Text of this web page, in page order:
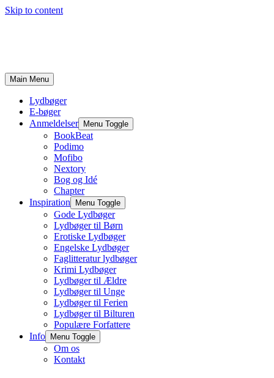
Skip to content
Main Menu
Lydbøger
E-bøger
Anmeldelser
Menu Toggle
BookBeat
Podimo
Mofibo
Nextory
Bog og Idé
Chapter
Inspiration
Menu Toggle
Gode Lydbøger
Lydbøger til Børn
Erotiske Lydbøger
Engelske Lydbøger
Faglitteratur lydbøger
Krimi Lydbøger
Lydbøger til Ældre
Lydbøger til Unge
Lydbøger til Ferien
Lydbøger til Bilturen
Populære Forfattere
Info
Menu Toggle
Om os
Kontakt